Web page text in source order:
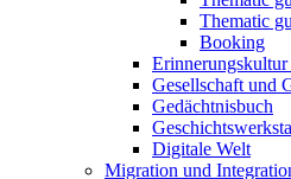
Thematic
Booking
Erinnerungskultur
Gesellschaft und
Gedächtnisbuch
Digitale Welt
Migration und